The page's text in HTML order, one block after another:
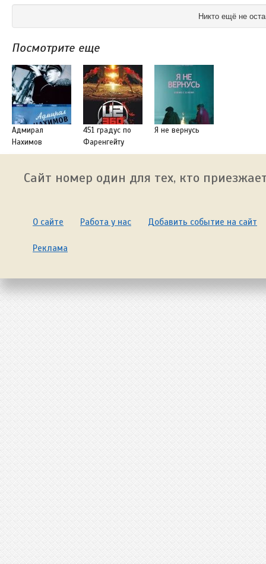
Никто ещё не
Посмотрите еще
Адмирал
Нахимов
451 градус по
Фаренгейту
Я не вернусь
Сайт номер один для тех, кто
О сайте Работа у нас Добавить событие на сайт
Реклама